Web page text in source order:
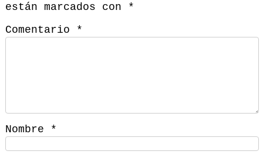
están marcados con
*
Comentario
*
Nombre *